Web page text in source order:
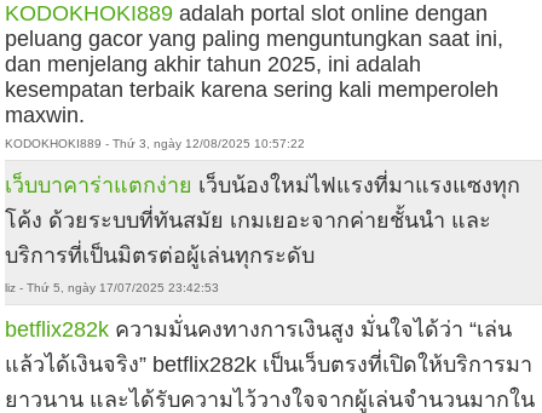
KODOKHOKI889 adalah portal slot online dengan
peluang gacor yang paling menguntungkan saat ini,
dan menjelang akhir tahun 2025, ini adalah
kesempatan terbaik karena sering kali memperoleh
maxwin.
KODOKHOKI889 - Thứ 3, ngày 12/08/2025 10:57:22
เว็บบาคาร่าแตกง่าย เว็บน้องใหม่ไฟแรงที่มาแรงแซงทุก
โค้ง ด้วยระบบที่ทันสมัย เกมเยอะจากค่ายชั้นนำ และ
บริการที่เป็นมิตรต่อผู้เล่นทุกระดับ
liz - Thứ 5, ngày 17/07/2025 23:42:53
betflix282k ความมั่นคงทางการเงินสูง มั่นใจได้ว่า “เล่น
แล้วได้เงินจริง” betflix282k เป็นเว็บตรงที่เปิดให้บริการมา
ยาวนาน และได้รับความไว้วางใจจากผู้เล่นจำนวนมากใน